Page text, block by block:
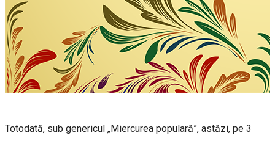
Totodată, sub genericul „Miercurea populară”, astăzi, pe 3